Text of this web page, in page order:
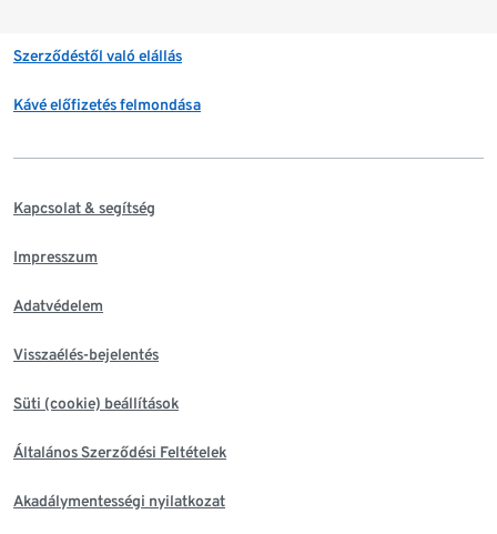
Szerződéstől való elállás
Kávé előfizetés felmondása
Kapcsolat & segítség
Impresszum
Adatvédelem
Visszaélés-bejelentés
Süti (cookie) beállítások
Általános Szerződési Feltételek
Akadálymentességi nyilatkozat